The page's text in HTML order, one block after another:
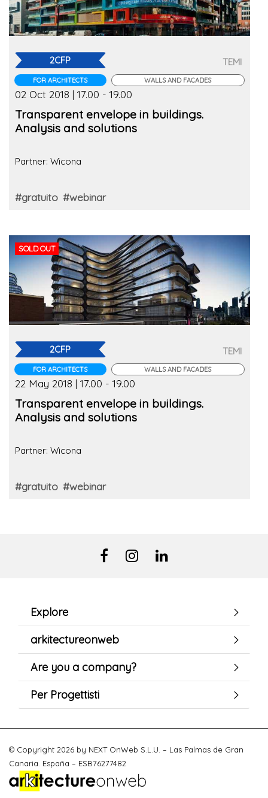
2CFP
FOR ARCHITECTS
TEMI
WALLS AND FACADES
02 Oct 2018 | 17.00 - 19.00
Transparent envelope in buildings.
Analysis and solutions
Partner: Wicona
#gratuito #webinar
SOLD OUT
2CFP
FOR ARCHITECTS
TEMI
WALLS AND FACADES
22 May 2018 | 17.00 - 19.00
Transparent envelope in buildings.
Analysis and solutions
Partner: Wicona
#gratuito #webinar
Explore
arkitectureonweb
Are you a company?
Per Progettisti
© Copyright 2026 by NEXT OnWeb S.L.U. – Las Palmas de Gran
Canaria. España – ESB76277482